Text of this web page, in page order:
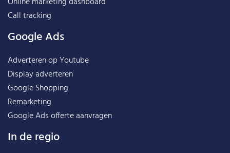
Call tracking
Google Ads
Adverteren op Youtube
Display adverteren
Google Shopping
Remarketing
Google Ads offerte aanvragen
In de regio